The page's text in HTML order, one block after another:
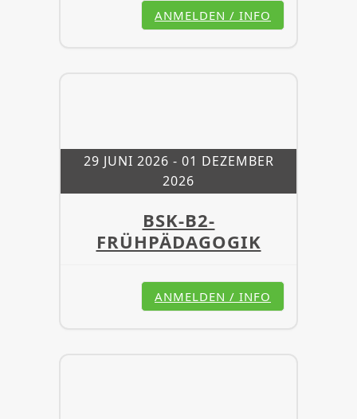
ANMELDEN / INFO
29 JUNI 2026 - 01 DEZEMBER
2026
BSK-B2-
FRÜHPÄDAGOGIK
ANMELDEN / INFO